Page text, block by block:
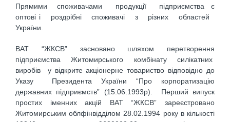
Прямими споживачами продукції підприємства є
оптові і роздрібні споживачі з різних областей
України.
ВАТ “ЖКСВ” засновано шляхом перетворення
підприємства Житомирського комбінату силікатних
виробів у відкрите акціонерне товариство відповідно до
Указу Президента України “Про корпоратизацію
державних підприємств” (15.06.1993р). Перший випуск
простих іменних акцій ВАТ “ЖКСВ” зареєстровано
Житомирським облфінвідділом 28.02.1994 року в кількості